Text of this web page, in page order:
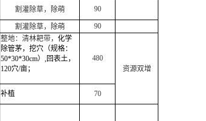
割灌除草，除萌 90
割灌除草，除萌 90
整地：清林耙带， 化学
除管茅， 挖穴（规格：
50*30*30cm） ,回表土，
120穴/亩；
480
资源双增
补植 70